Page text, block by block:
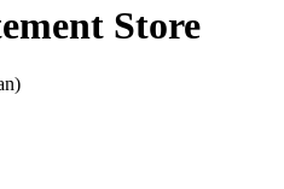
Store